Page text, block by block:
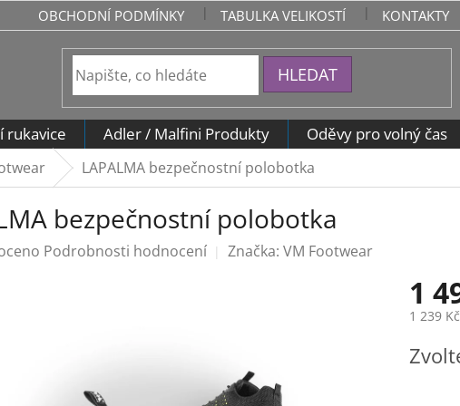
OBCHODNÍ PODMÍNKY TABULKA VELIKOSTÍ KONTAKTY
HLEDAT
rukavice Adler / Malfini Produkty Oděvy pro volný čas
LAPALMA bezpečnostní polobotka
bezpečnostní polobotka
Podrobnosti hodnocení Značka: VM Footwear
1
1 239
cena: